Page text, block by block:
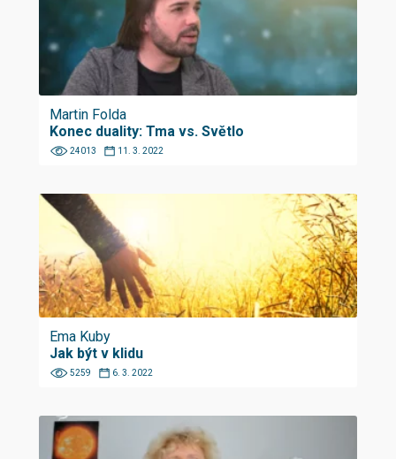
Martin Folda
Konec duality: Tma vs. Světlo
24013 11. 3. 2022
Ema Kuby
Jak být v klidu
5259 6. 3. 2022